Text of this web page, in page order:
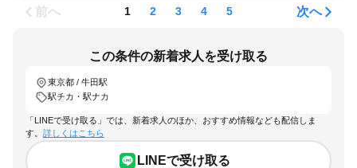
前へ 1 2 3 4 5 次へ
この条件の新着求人を受け取る
東京都 / 牛田駅
駅チカ・駅ナカ
「LINEで受け取る」では、新着求人のほか、おすすめ情報なども配信しま
す。 詳しくはこちら
LINEで受け取る